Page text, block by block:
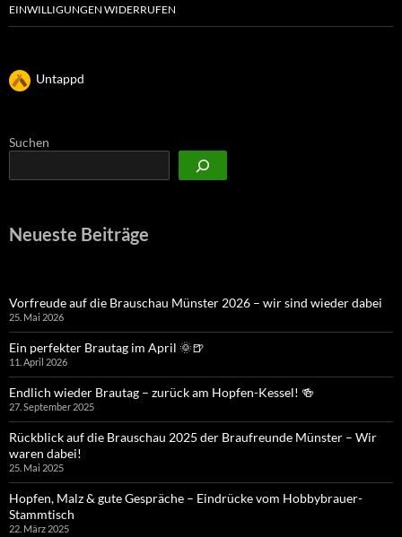
EINWILLIGUNGEN WIDERRUFEN
Untappd
Suchen
Neueste Beiträge
Vorfreude auf die Brauschau Münster 2026 – wir sind wieder dabei
25. Mai 2026
Ein perfekter Brautag im April 🌞🍺
11. April 2026
Endlich wieder Brautag – zurück am Hopfen-Kessel! 🍻
27. September 2025
Rückblick auf die Brauschau 2025 der Braufreunde Münster – Wir
waren dabei!
25. Mai 2025
Hopfen, Malz & gute Gespräche – Eindrücke vom Hobbybrauer-
Stammtisch
22. März 2025